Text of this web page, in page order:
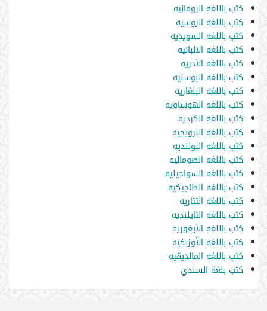
كتب باللغه الرومانيه
كتب باللغه الروسيه
كتب باللغه السويديه
كتب باللغه الالبانيه
كتب باللغه الأذريه
كتب باللغه البوسنيه
كتب باللغه البلغاريه
كتب باللغه الهوساويه
كتب باللغه الكرديه
كتب باللغه النرويجيه
كتب باللغه البولنديه
كتب باللغه الصوماليه
كتب باللغه السواحيليه
كتب باللغه الطاجيكيه
كتب باللغه التتاريه
كتب باللغه التايلنديه
كتب باللغه الأيغوريه
كتب باللغه الأوزبكيه
كتب باللغه المالديقيه
كتب بلغة السندي